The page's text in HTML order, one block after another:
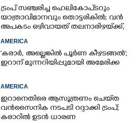
ട്രംപ് സഞ്ചരിച്ച ഹെലികോപ്‌ടറും
യാത്രാവിമാനവും തൊട്ടരികിൽ; വൻ
അപകടം ഒഴിവായത് തലനാരിഴയ്‌ക്ക്,
അന്വേഷണം
AMERICA
'കരാർ, അല്ലെങ്കിൽ പൂർണ കീഴടങ്ങൽ';
ഇറാന് മുന്നറിയിപ്പുമായി അമേരിക്ക
AMERICA
ഇറാനെതിരെ ആസൂത്രണം ചെയ്‌ത
വൻസൈനിക നടപടി റദ്ദാക്കി ട്രംപ്;
കരാറിൽ ഉടൻ ധാരണ